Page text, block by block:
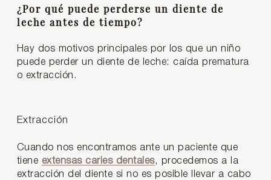
¿Por qué puede perderse un diente de
leche antes de tiempo?
Hay dos motivos principales por los que un niño
puede perder un diente de leche: caída prematura
o extracción.
Extracción
Cuando nos encontramos ante un paciente que
tiene extensas caries dentales, procedemos a la
extracción del diente si no es posible llevar a cabo